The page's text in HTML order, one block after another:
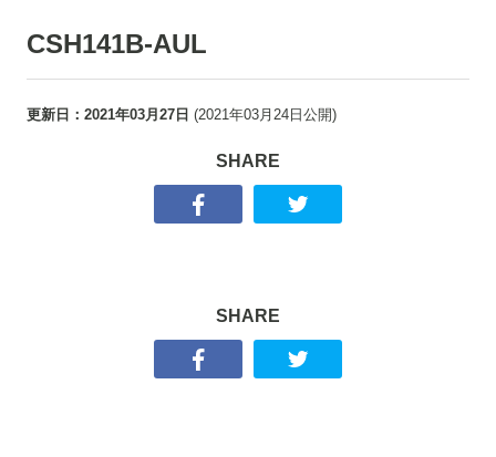
CSH141B-AUL
更新日： 2021年03月27日 (2021年03月24日 公開)
SHARE
SHARE